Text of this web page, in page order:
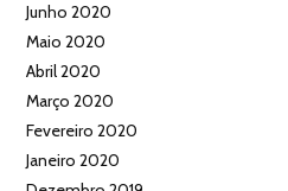
Junho 2020
Maio 2020
Abril 2020
Março 2020
Fevereiro 2020
Janeiro 2020